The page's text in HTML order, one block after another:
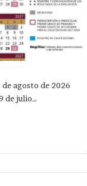
agosto de 2026
de julio…